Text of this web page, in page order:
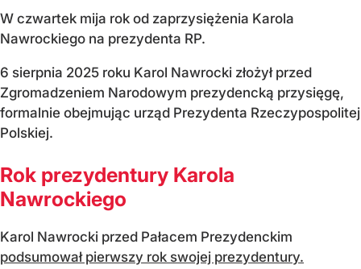
W czwartek mija rok od zaprzysiężenia Karola
Nawrockiego na prezydenta RP.
6 sierpnia 2025 roku Karol Nawrocki złożył przed
Zgromadzeniem Narodowym prezydencką przysięgę,
formalnie obejmując urząd Prezydenta Rzeczypospolitej
Polskiej.
Rok prezydentury Karola
Nawrockiego
Karol Nawrocki przed Pałacem Prezydenckim
podsumował pierwszy rok swojej prezydentury.